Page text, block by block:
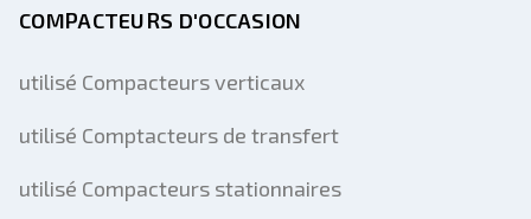
COMPACTEURS D'OCCASION
utilisé Compacteurs verticaux
utilisé Comptacteurs de transfert
utilisé Compacteurs stationnaires